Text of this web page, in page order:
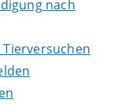
nach